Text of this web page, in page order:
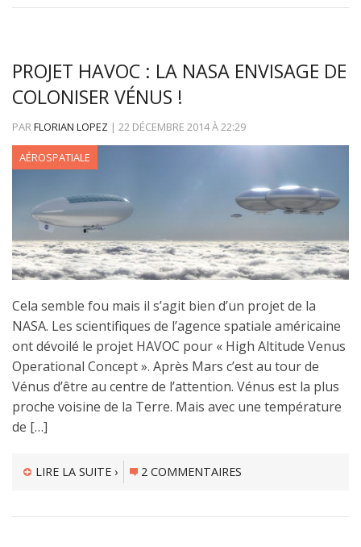
PROJET HAVOC : LA NASA ENVISAGE DE
COLONISER VÉNUS !
PARFLORIAN LOPEZ | 22 DÉCEMBRE 2014À22:29
AÉROSPATIALE
Cela semble fou mais il s’agit bien d’un projet de la
NASA. Les scientifiques de l’agence spatiale américaine
ont dévoilé le projet HAVOC pour « High Altitude Venus
Operational Concept ». Après Mars c’est au tour de
Vénus d’être au centre de l’attention. Vénus est la plus
proche voisine de la Terre. Mais avec une température
de […]
LIRE LA SUITE › 2 COMMENTAIRES